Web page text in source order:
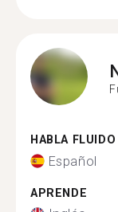
HABLA FLUIDO
Español
APRENDE